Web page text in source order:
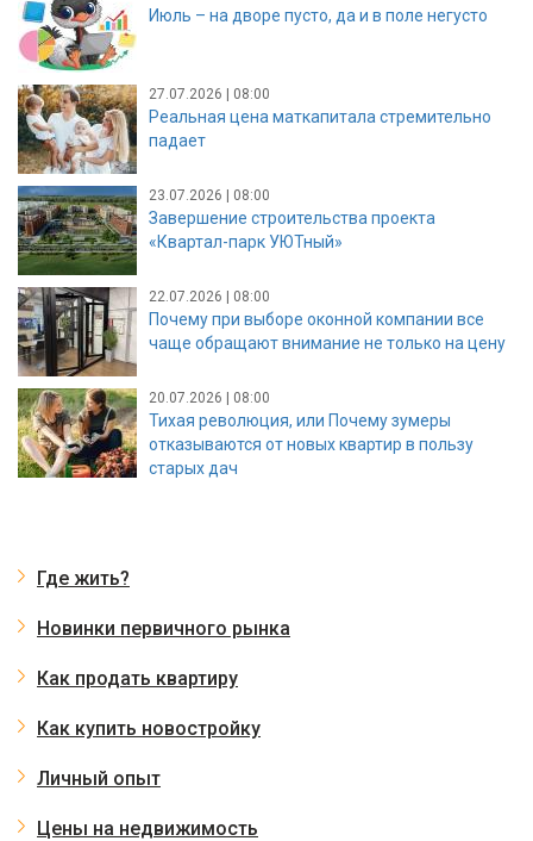
Июль – на дворе пусто, да и в поле негусто
27.07.2026 | 08:00
Реальная цена маткапитала стремительно
падает
23.07.2026 | 08:00
Завершение строительства проекта
«Квартал-парк УЮТный»
22.07.2026 | 08:00
Почему при выборе оконной компании все
чаще обращают внимание не только на цену
20.07.2026 | 08:00
Тихая революция, или Почему зумеры
отказываются от новых квартир в пользу
старых дач
Где жить?
Новинки первичного рынка
Как продать квартиру
Как купить новостройку
Личный опыт
Цены на недвижимость